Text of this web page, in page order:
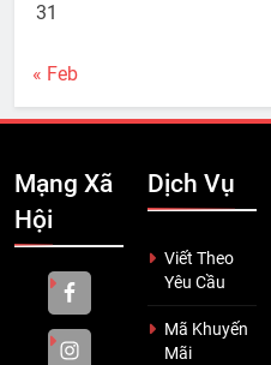
31
« Feb
Mạng Xã
Hội
Dịch Vụ
Viết Theo
Yêu Cầu
Mã Khuyến
Mãi